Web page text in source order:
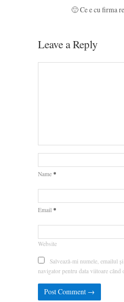
🙂 Ce e cu firma
Leave a Reply
Name *
Email *
Website
Salvează-mi numele, emailul
navigator pentru data viitoare când